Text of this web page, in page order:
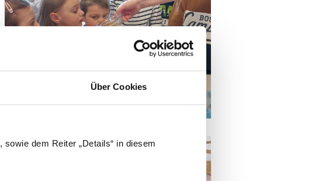
Über Cookies
, sowie dem Reiter „Details“ in diesem